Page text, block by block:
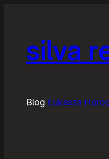
silva
Blog Łukasza